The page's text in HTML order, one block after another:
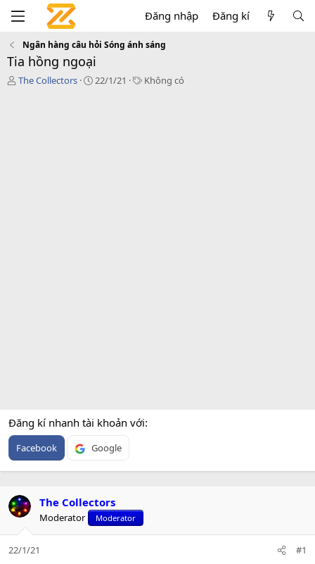
Đăng nhập Đăng kí
Ngân hàng câu hỏi Sóng ánh sáng
Tia hồng ngoại
T
The Collectors
C
22/1/21
T
Không có
Đăng kí nhanh tài khoản với
Facebook Google
The Collectors
Moderator Moderator
22/1/21 #1